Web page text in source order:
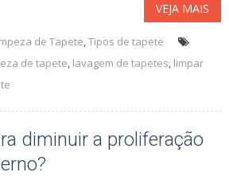
VEJA MAIS
de Tapete,Tipos de tapete
de tapete, lavagem de tapetes, limpar
diminuir a proliferação